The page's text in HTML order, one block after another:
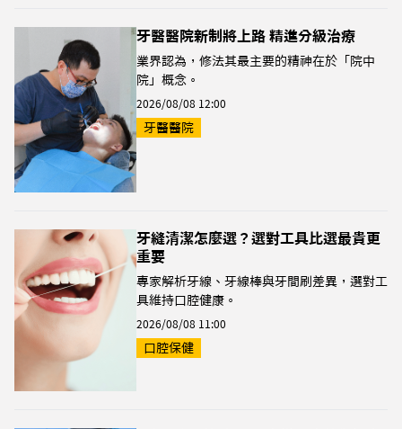
牙醫醫院新制將上路 精進分級治療
業界認為，修法其最主要的精神在於「院中
院」概念。
2026/08/08 12:00
牙醫醫院
牙縫清潔怎麼選？選對工具比選最貴更
重要
專家解析牙線、牙線棒與牙間刷差異，選對工
具維持口腔健康。
2026/08/08 11:00
口腔保健